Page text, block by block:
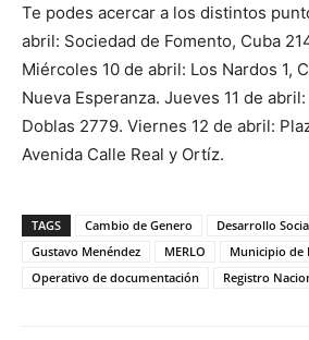
Te podes acercar a los distintos
abril: Sociedad de Fomento, Cuba
Miércoles 10 de abril: Los Nardos 1,
Nueva Esperanza. Jueves 11 de
Doblas 2779. Viernes 12 de abril:
Avenida Calle Real y Ortíz.
TAGS Cambio de Genero Desarrollo
Gustavo Menéndez
MERLO
Municipio de
Operativo de documentación
Registro